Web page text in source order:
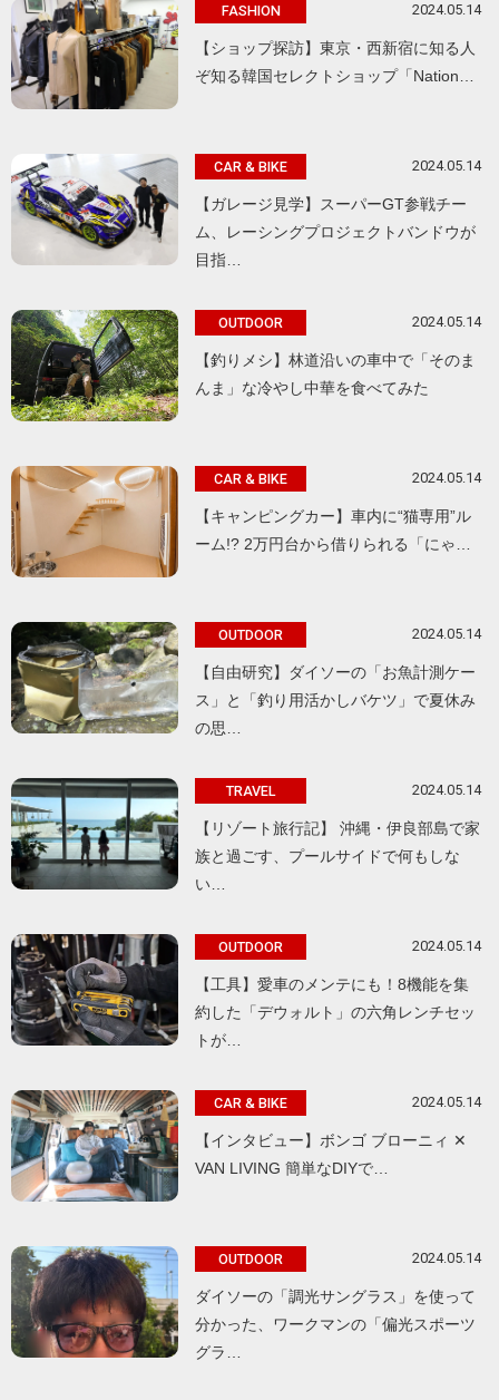
FASHION 2024.05.14
【ショップ探訪】東京・西新宿に知る人
ぞ知る韓国セレクトショップ「Nation…
CAR & BIKE 2024.05.14
【ガレージ見学】スーパーGT参戦チー
ム、レーシングプロジェクトバンドウが
目指…
OUTDOOR 2024.05.14
【釣りメシ】林道沿いの車中で「そのま
んま」な冷やし中華を食べてみた
CAR & BIKE 2024.05.14
【キャンピングカー】車内に“猫専用”ル
ーム!? 2万円台から借りられる「にゃ…
OUTDOOR 2024.05.14
【自由研究】ダイソーの「お魚計測ケー
ス」と「釣り用活かしバケツ」で夏休み
の思…
TRAVEL 2024.05.14
【リゾート旅行記】 沖縄・伊良部島で家
族と過ごす、プールサイドで何もしな
い…
OUTDOOR 2024.05.14
【工具】愛車のメンテにも！8機能を集
約した「デウォルト」の六角レンチセッ
トが…
CAR & BIKE 2024.05.14
【インタビュー】ボンゴ ブローニィ ✕
VAN LIVING 簡単なDIYで…
OUTDOOR 2024.05.14
ダイソーの「調光サングラス」を使って
分かった、ワークマンの「偏光スポーツ
グラ…